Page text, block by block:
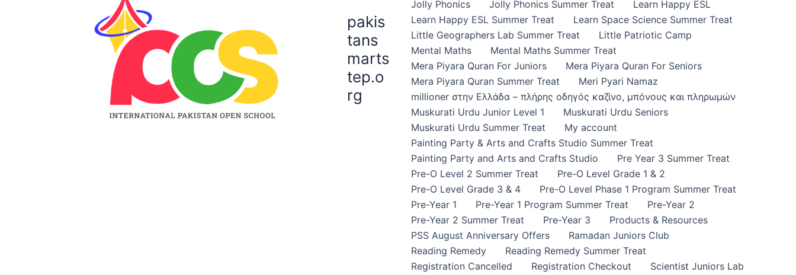
pakis
tans
marts
tep.o
rg
Jolly Phonics
Jolly Phonics Summer Treat
Learn Happy ESL
Learn Happy ESL Summer Treat
Learn Space Science Summer Treat
Little Geographers Lab Summer Treat
Little Patriotic Camp
Mental Maths
Mental Maths Summer Treat
Mera Piyara Quran For Juniors
Mera Piyara Quran For Seniors
Mera Piyara Quran Summer Treat
Meri Pyari Namaz
millioner στην Ελλάδα – πλήρης οδηγός καζίνο, μπόνους και πληρωμών
Muskurati Urdu Junior Level 1
Muskurati Urdu Seniors
Muskurati Urdu Summer Treat
My account
Painting Party & Arts and Crafts Studio Summer Treat
Painting Party and Arts and Crafts Studio
Pre Year 3 Summer Treat
Pre-O Level 2 Summer Treat
Pre-O Level Grade 1 & 2
Pre-O Level Grade 3 & 4
Pre-O Level Phase 1 Program Summer Treat
Pre-Year 1
Pre-Year 1 Program Summer Treat
Pre-Year 2
Pre-Year 2 Summer Treat
Pre-Year 3
Products & Resources
PSS August Anniversary Offers
Ramadan Juniors Club
Reading Remedy
Reading Remedy Summer Treat
Registration Cancelled
Registration Checkout
Scientist Juniors Lab